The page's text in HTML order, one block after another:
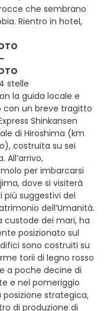
che sembrano
Rientro in hotel,
stelle
la guida locale e
con un breve tragitto
Shinkansen
di Hiroshima (km
costruita su sei
per imbarcarsi
dove si visiterà
più suggestivi del
dell’Umanità.
custode dei mari, ha
posizionato sul
sono costruiti su
torii di legno rosso
a poche decine di
e nel pomeriggio
posizione strategica,
di produzione di